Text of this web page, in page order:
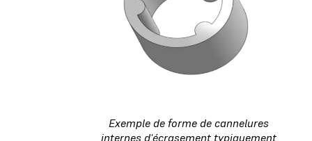
Exemple de forme de cannelures
internes d'écrasement typiquement